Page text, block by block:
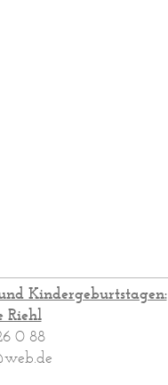
Kindergeburtstagen:
Riehl
0 88